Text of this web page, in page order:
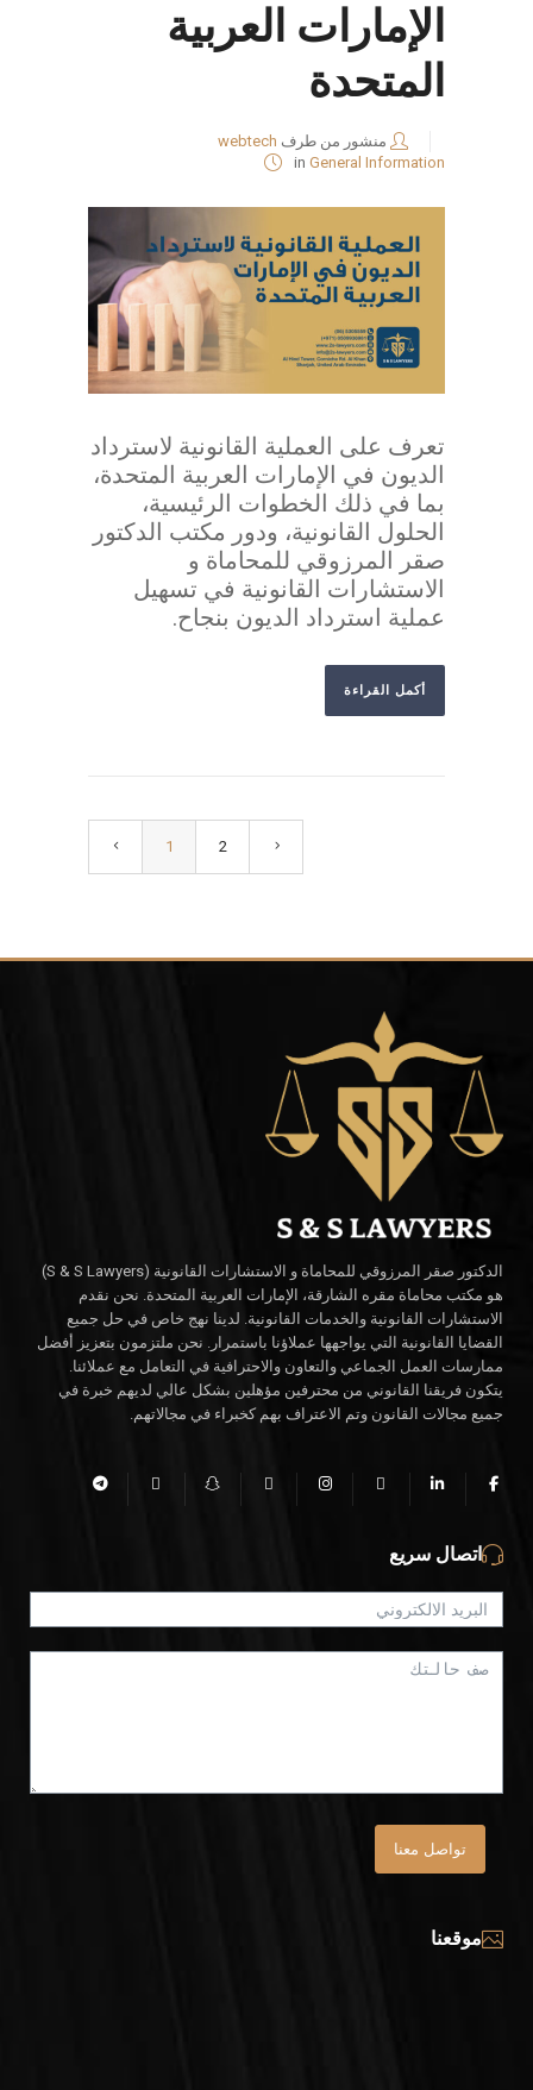
الإمارات العربية
المتحدة
منشور من طرف webtech
in General Information
تعرف على العملية القانونية لاسترداد
الديون في الإمارات العربية المتحدة،
بما في ذلك الخطوات الرئيسية،
الحلول القانونية، ودور مكتب الدكتور
صقر المرزوقي للمحاماة و
الاستشارات القانونية في تسهيل
عملية استرداد الديون بنجاح.
أكمل القراءة
1 2
الدكتور صقر المرزوقي للمحاماة و الاستشارات القانونية (S & S Lawyers)
هو مكتب محاماة مقره الشارقة، الإمارات العربية المتحدة. نحن نقدم
الاستشارات القانونية والخدمات القانونية. لدينا نهج خاص في حل جميع
القضايا القانونية التي يواجهها عملاؤنا باستمرار. نحن ملتزمون بتعزيز أفضل
ممارسات العمل الجماعي والتعاون والاحترافية في التعامل مع عملائنا.
يتكون فريقنا القانوني من محترفين مؤهلين بشكل عالي لديهم خبرة في
جميع مجالات القانون وتم الاعتراف بهم كخبراء في مجالاتهم.
اتصال سريع
تواصل معنا
موقعنا